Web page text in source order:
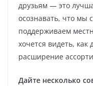
друзьям — это
осознавать, что мы
поддерживаем
хочется видеть, как
расширение
Дайте несколько